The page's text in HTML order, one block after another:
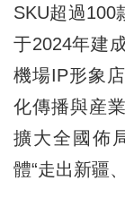
SKU超過100
于2024年建
機場IP形象
化傳播與産
擴大全國佈
體“走出新疆